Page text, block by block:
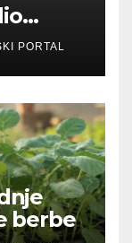
PORTAL
berbe